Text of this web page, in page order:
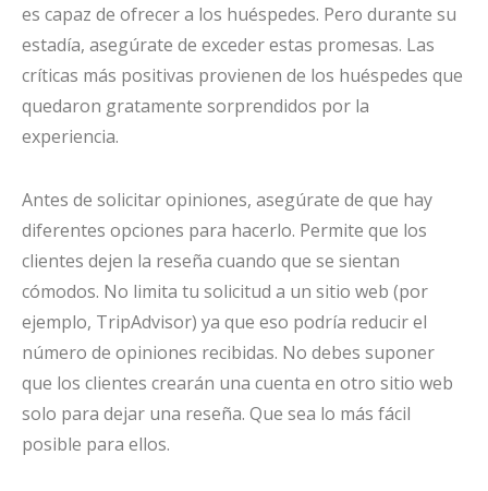
es capaz de ofrecer a los huéspedes. Pero durante su
estadía, asegúrate de exceder estas promesas. Las
críticas más positivas provienen de los huéspedes que
quedaron gratamente sorprendidos por la
experiencia.
Antes de solicitar opiniones, asegúrate de que hay
diferentes opciones para hacerlo. Permite que los
clientes dejen la reseña cuando que se sientan
cómodos. No limita tu solicitud a un sitio web (por
ejemplo, TripAdvisor) ya que eso podría reducir el
número de opiniones recibidas. No debes suponer
que los clientes crearán una cuenta en otro sitio web
solo para dejar una reseña. Que sea lo más fácil
posible para ellos.